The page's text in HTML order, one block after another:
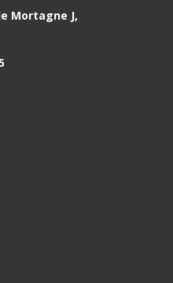
Mortagne J,